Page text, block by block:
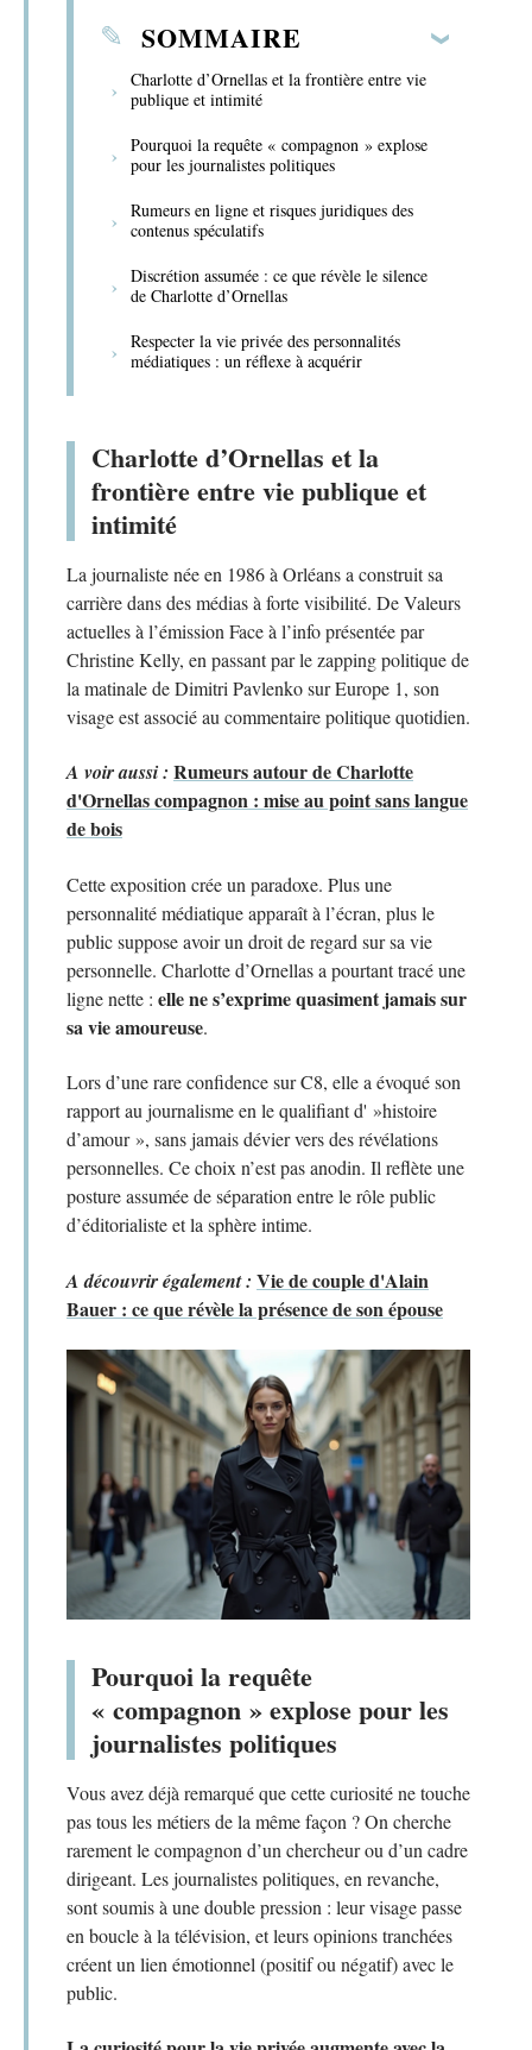
SOMMAIRE
Charlotte d’Ornellas et la frontière entre vie
publique et intimité
Pourquoi la requête « compagnon » explose
pour les journalistes politiques
Rumeurs en ligne et risques juridiques des
contenus spéculatifs
Discrétion assumée : ce que révèle le silence
de Charlotte d’Ornellas
Respecter la vie privée des personnalités
médiatiques : un réflexe à acquérir
Charlotte d’Ornellas et la
frontière entre vie publique et
intimité
La journaliste née en 1986 à Orléans a construit sa
carrière dans des médias à forte visibilité. De Valeurs
actuelles à l’émission Face à l’info présentée par
Christine Kelly, en passant par le zapping politique de
la matinale de Dimitri Pavlenko sur Europe 1, son
visage est associé au commentaire politique quotidien.
A voir aussi : Rumeurs autour de Charlotte
d'Ornellas compagnon : mise au point sans langue
de bois
Cette exposition crée un paradoxe. Plus une
personnalité médiatique apparaît à l’écran, plus le
public suppose avoir un droit de regard sur sa vie
personnelle. Charlotte d’Ornellas a pourtant tracé une
ligne nette : elle ne s’exprime quasiment jamais sur
sa vie amoureuse.
Lors d’une rare confidence sur C8, elle a évoqué son
rapport au journalisme en le qualifiant d' »histoire
d’amour », sans jamais dévier vers des révélations
personnelles. Ce choix n’est pas anodin. Il reflète une
posture assumée de séparation entre le rôle public
d’éditorialiste et la sphère intime.
A découvrir également : Vie de couple d'Alain
Bauer : ce que révèle la présence de son épouse
Pourquoi la requête
« compagnon » explose pour les
journalistes politiques
Vous avez déjà remarqué que cette curiosité ne touche
pas tous les métiers de la même façon ? On cherche
rarement le compagnon d’un chercheur ou d’un cadre
dirigeant. Les journalistes politiques, en revanche,
sont soumis à une double pression : leur visage passe
en boucle à la télévision, et leurs opinions tranchées
créent un lien émotionnel (positif ou négatif) avec le
public.